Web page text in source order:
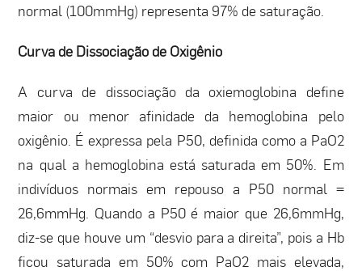
normal (100mmHg) representa 97% de saturação.
Curva de Dissociação de Oxigênio
A curva de dissociação da oxiemoglobina define
maior ou menor afinidade da hemoglobina pelo
oxigênio. É expressa pela P50, definida como a PaO2
na qual a hemoglobina está saturada em 50%. Em
indivíduos normais em repouso a P50 normal =
26,6mmHg. Quando a P50 é maior que 26,6mmHg,
diz-se que houve um “desvio para a direita”, pois a Hb
ficou saturada em 50% com PaO2 mais elevada,